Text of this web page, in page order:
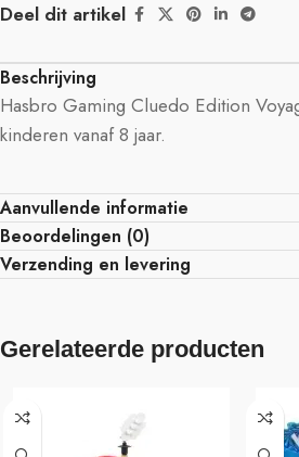
Deel dit artikel
Beschrijving
Hasbro Gaming Cluedo Edition
kinderen vanaf 8 jaar.
Aanvullende informatie
Beoordelingen (0)
Verzending en levering
Gerelateerde producten